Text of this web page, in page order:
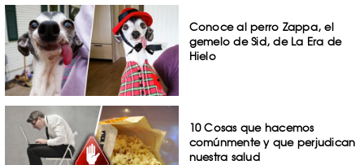
Conoce al perro Zappa, el
gemelo de Sid, de La Era de
Hielo
10 Cosas que hacemos
comúnmente y que perjudican
nuestra salud